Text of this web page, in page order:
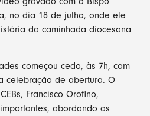
no dia 18 de julho, onde ele
da caminhada diocesana
começou cedo, às 7h, com
celebração de abertura. O
Francisco Orofino,
abordando as